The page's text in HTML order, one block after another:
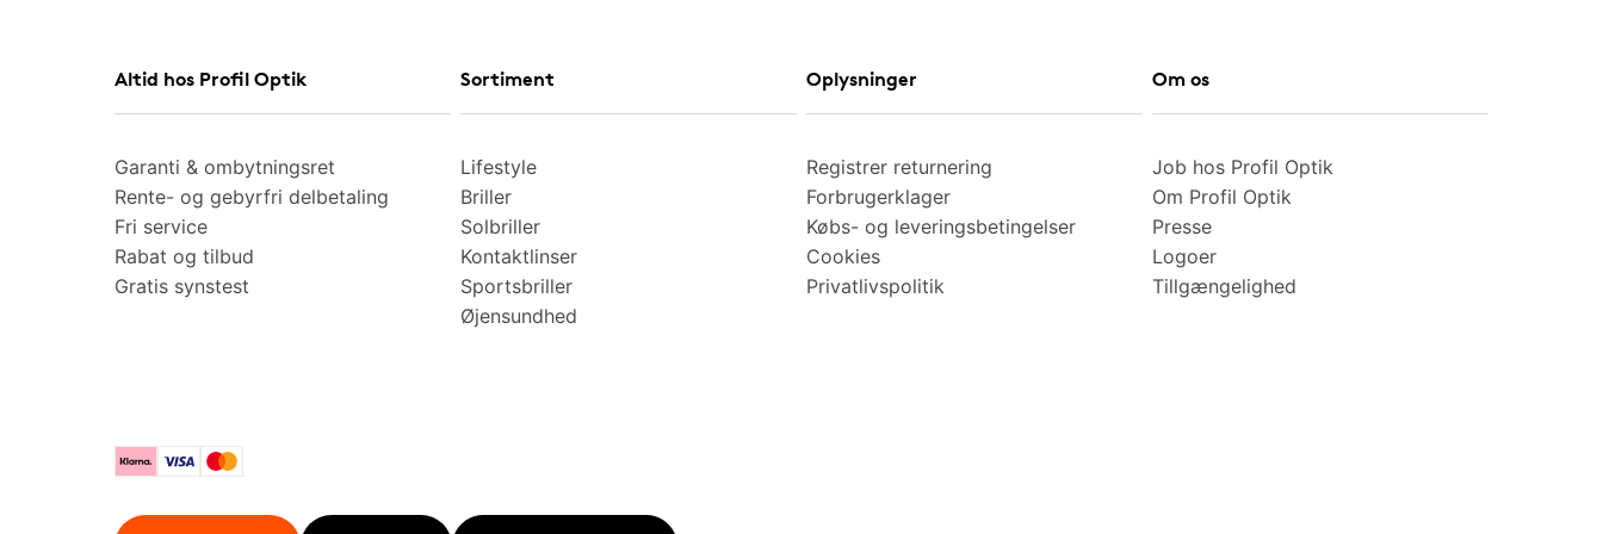
Altid hos Profil Optik
Garanti & ombytningsret
Rente- og gebyrfri delbetaling
Fri service
Rabat og tilbud
Gratis synstest
Sortiment
Lifestyle
Briller
Solbriller
Kontaktlinser
Sportsbriller
Øjensundhed
Oplysninger
Registrer returnering
Forbrugerklager
Købs- og leveringsbetingelser
Cookies
Privatlivspolitik
Om os
Job hos Profil Optik
Om Profil Optik
Presse
Logoer
Tillgængelighed
KlarnaVisa Mastercard